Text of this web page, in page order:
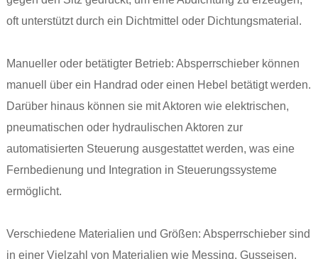
oft unterstützt durch ein Dichtmittel oder Dichtungsmaterial.
Manueller oder betätigter Betrieb: Absperrschieber können
manuell über ein Handrad oder einen Hebel betätigt werden.
Darüber hinaus können sie mit Aktoren wie elektrischen,
pneumatischen oder hydraulischen Aktoren zur
automatisierten Steuerung ausgestattet werden, was eine
Fernbedienung und Integration in Steuerungssysteme
ermöglicht.
Verschiedene Materialien und Größen: Absperrschieber sind
in einer Vielzahl von Materialien wie Messing, Gusseisen,